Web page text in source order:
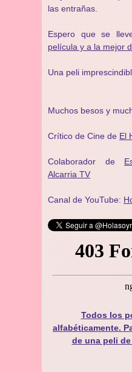
las entrañas.
Espero que se
película y a la mejor
Una peli
Muchos besos y
Crítico de Cine de El
Colaborador de
Alcarria TV
Canal de YouTube:
Todos los
alfabéticamente.
de una peli